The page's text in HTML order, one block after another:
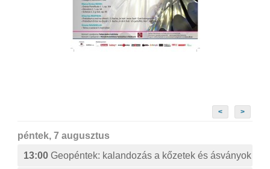
< >
péntek, 7 augusztus
13:00 Geopéntek: kalandozás a kőzetek és ásványok